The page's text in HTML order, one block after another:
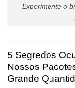
Experimente o
5 Segredos
Nossos
Grande